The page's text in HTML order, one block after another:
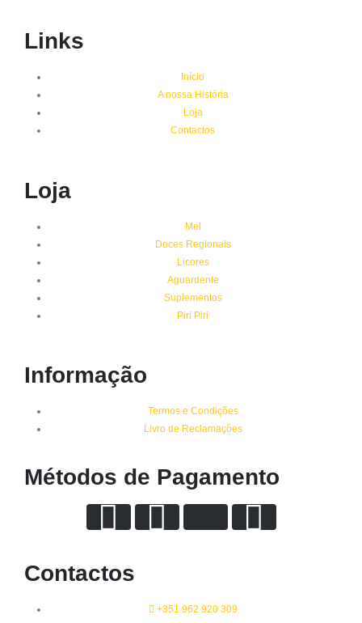
Links
Início
A nossa História
Loja
Contactos
Loja
Mel
Doces Regionais
Licores
Aguardente
Suplementos
Piri Piri
Informação
Termos e Condições
Livro de Reclamações
Métodos de Pagamento
Contactos
+351 962 920 309